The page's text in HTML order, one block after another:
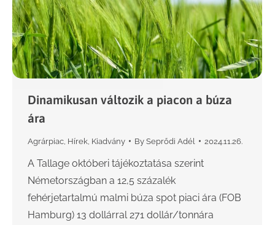
Dinamikusan változik a piacon a búza
ára
Agrárpiac Hírek Kiadvány By Seprődi Adél 2024.11.26.
A Tallage októberi tájékoztatása szerint
Németországban a 12,5 százalék
fehérjetartalmú malmi búza spot piaci ára (FOB
Hamburg) 13 dollárral 271 dollár/tonnára